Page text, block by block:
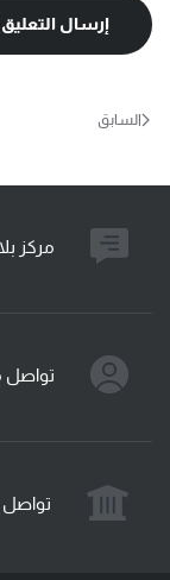
إرسال التعليق
السابق
مركز
تواصل
تواصل